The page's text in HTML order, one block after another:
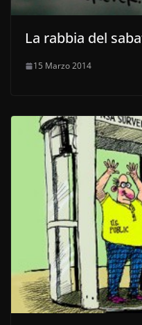
La rabbia del
15 Marzo 2014